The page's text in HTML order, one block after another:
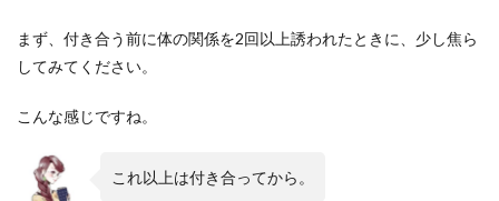
まず、付き合う前に体の関係を2回以上誘われたときに、少し焦ら
してみてください。
こんな感じですね。
これ以上は付き合ってから。